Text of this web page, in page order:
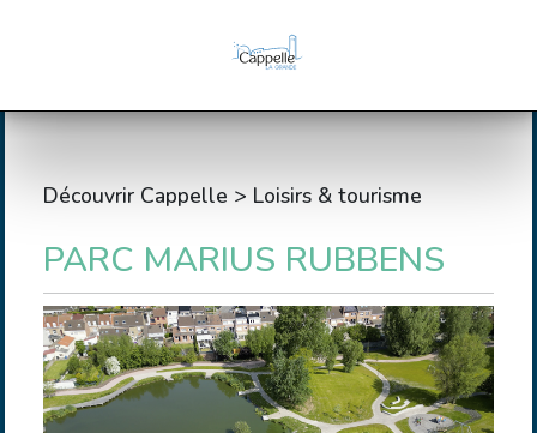
Découvrir Cappelle > Loisirs & tourisme
PARC MARIUS RUBBENS